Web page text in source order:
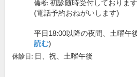
備考: 初診随時受付しております
(電話予約おねがいします)
平日18:00以降の夜間、土曜午
読む)
休診日: 日、祝、土曜午後